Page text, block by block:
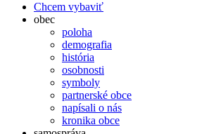
Chcem vybaviť
obec
poloha
demografia
história
osobnosti
symboly
partnerské obce
napísali o nás
kronika obce